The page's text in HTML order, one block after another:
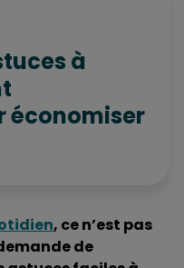
à
économiser
, ce n’est pas
de